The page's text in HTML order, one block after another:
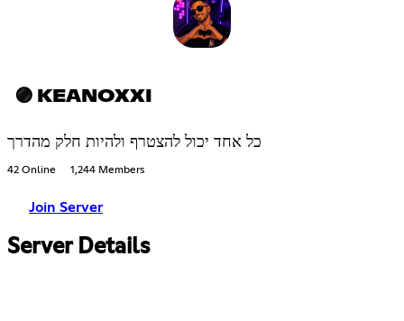
🟣 KEANOXXI
כל אחד יכול להצטרף ולהיות חלק מהדרך
42 Online 1,244 Members
Join Server
Server Details